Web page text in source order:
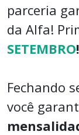
parceria
da Alfa!
SETEMBRO!
Fechando
você